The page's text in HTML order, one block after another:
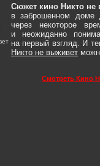
Сюжет кино Никто не
в заброшенном доме
через некоторое
и неожиданно
на первый взгляд. И
Никто не выживет
Смотреть Кино